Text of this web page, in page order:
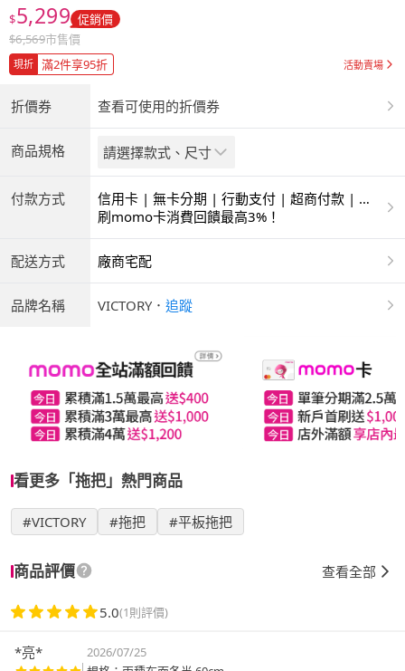
$5,299 促銷價
$6,569市售價
現折 滿2件享95折 活動賣場
折價券 查看可使用的折價券
商品規格 請選擇款式、尺寸
付款方式
信用卡 | 無卡分期 | 行動支付 | 超商付款 | 銀
聯卡
刷momo卡消費回饋最高3%！
配送方式 廠商宅配
品牌名稱 VICTORY ． 追蹤
看更多「拖把」熱門商品
#VICTORY #拖把 #平板拖把
商品評價 查看全部
5.0(1則評價)
*亮*
2026/07/25